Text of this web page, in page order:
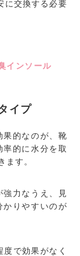
に交換する必要
インソール
イプ
果的なのが、靴
的に水分を取
ます。
強力なうえ、見
かりやすいのが
で効果がなく